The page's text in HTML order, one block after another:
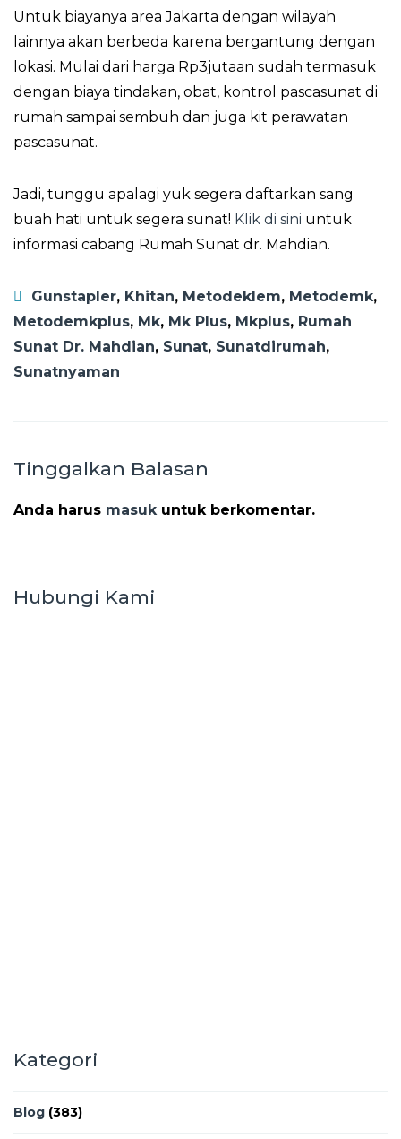
Untuk biayanya area Jakarta dengan wilayah
lainnya akan berbeda karena bergantung dengan
lokasi. Mulai dari harga Rp3jutaan sudah termasuk
dengan biaya tindakan, obat, kontrol pascasunat di
rumah sampai sembuh dan juga kit perawatan
pascasunat.
Jadi, tunggu apalagi yuk segera daftarkan sang
buah hati untuk segera sunat! Klik di sini untuk
informasi cabang Rumah Sunat dr. Mahdian.
Gunstapler, Khitan, Metodeklem, Metodemk,
Metodemkplus, Mk, Mk Plus, Mkplus, Rumah
Sunat Dr. Mahdian, Sunat, Sunatdirumah,
Sunatnyaman
Tinggalkan Balasan
Anda harus masukuntuk berkomentar.
Hubungi Kami
Kategori
Blog (383)